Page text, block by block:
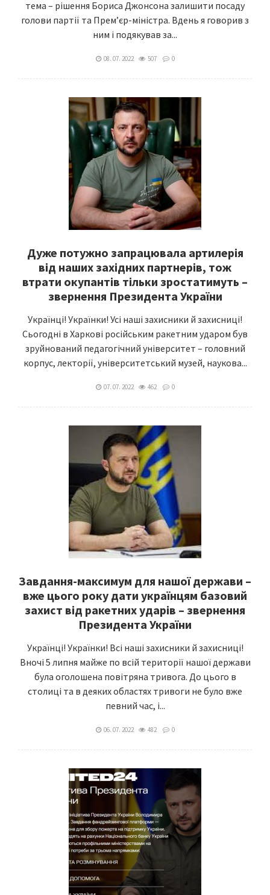
тема – рішення Бориса Джонсона залишити посаду
голови партії та Прем’єр-міністра. Вдень я говорив з
ним і подякував за...
08. 07. 2022 507 0
Дуже потужно запрацювала артилерія
від наших західних партнерів, тож
втрати окупантів тільки зростатимуть ­­­­–
звернення Президента України
Українці! Українки! Усі наші захисники й захисниці!
Сьогодні в Харкові російським ракетним ударом був
зруйнований педагогічний університет – головний
корпус, лекторії, університетський музей, наукова...
07. 07. 2022 462 0
Завдання-максимум для нашої держави –
вже цього року дати українцям базовий
захист від ракетних ударів – звернення
Президента України
Українці! Українки! Всі наші захисники й захисниці!
Вночі 5 липня майже по всій території нашої держави
була оголошена повітряна тривога. До цього в
столиці та в деяких областях тривоги не було вже
певний час, і...
06. 07. 2022 482 0